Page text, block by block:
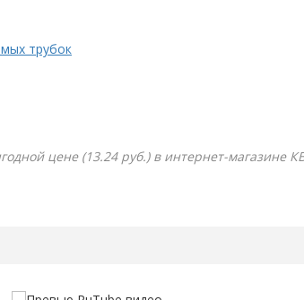
трубок
цене (13.24 руб.) в интернет-магазине